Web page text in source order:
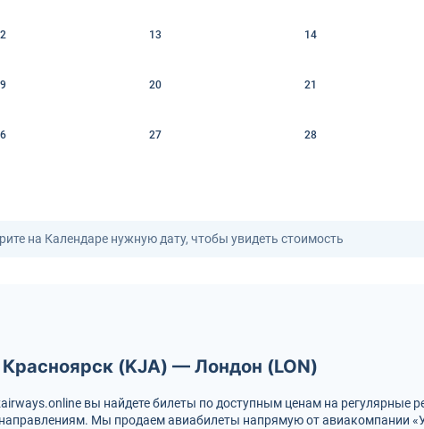
13 14
20 21
27 28
на Календаре нужную дату, чтобы увидеть стоимость
(KJA) — Лондон (LON)
вы найдете билеты по доступным ценам на регулярные
Мы продаем авиабилеты напрямую от авиакомпании